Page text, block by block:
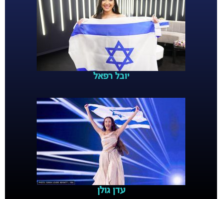
יובל רפאל
עדן גולן